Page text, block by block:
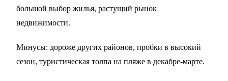
большой выбор жилья, растущий рынок
недвижимости.
Минусы: дороже других районов, пробки в высокий
сезон, туристическая толпа на пляже в декабре-марте.